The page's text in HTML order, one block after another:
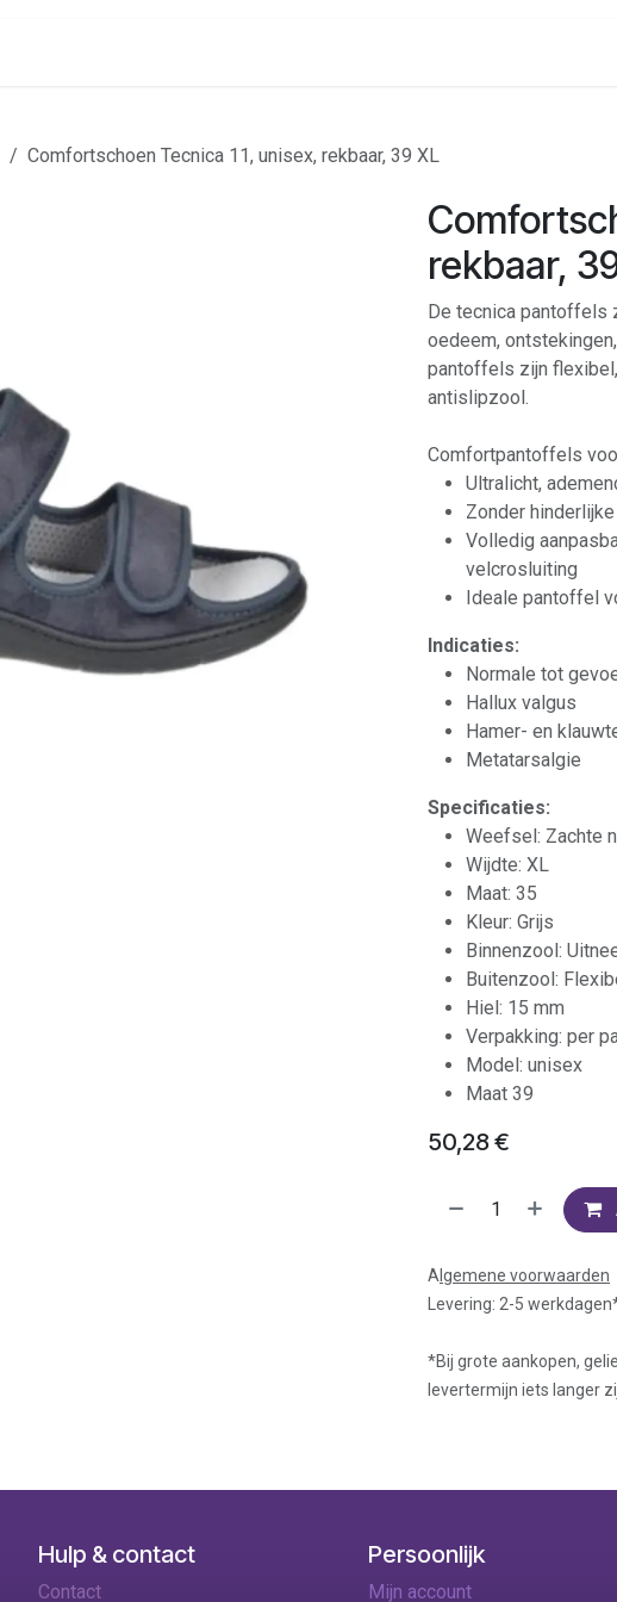
Comfortschoen Tecnica 11, unisex, rekbaar, 39 XL
rekbaar,
De tecnica pantoffels
oedeem,
pantoffels zijn
antislipzool.
Comfortpantoffels
Ultralicht,
Zonder
Volledig
velcrosluiting
Ideale pantoffel
Indicaties:
Normale tot
Hallux valgus
Hamer- en
Metatarsalgie
Specificaties:
Weefsel: Zachte
Wijdte: XL
Maat: 35
Kleur: Grijs
Binnenzool:
Buitenzool:
Hiel: 15 mm
Verpakking: per
Model: unisex
Maat 39
50,28€
A lgemene voorwaarden
Levering: 2-5
*Bij grote aankopen,
levertermijn iets langer
Hulp & contact
Contact
Persoonlijk
Mijn account